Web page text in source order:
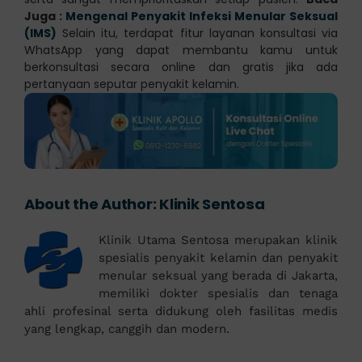
Juga : Mengenal Penyakit Infeksi Menular Seksual
(IMS) Selain itu, terdapat fitur layanan konsultasi via
WhatsApp yang dapat membantu kamu untuk
berkonsultasi secara online dan gratis jika ada
pertanyaan seputar penyakit kelamin.
About the Author: Klinik Sentosa
Klinik Utama Sentosa merupakan klinik
spesialis penyakit kelamin dan penyakit
menular seksual yang berada di Jakarta,
memiliki dokter spesialis dan tenaga
ahli profesinal serta didukung oleh fasilitas medis
yang lengkap, canggih dan modern.